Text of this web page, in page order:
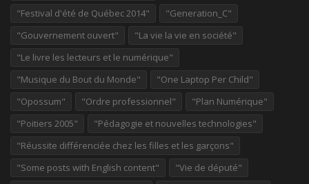
"Festival d'été de Québec 2014"
"Generation_C"
"Gouvernement ouvert"
"La vie la vie en société"
"Le livre les lecteurs et le numérique"
"Musique du Bout du Monde"
"One Laptop Per Child"
"Opossum"
"Ordre professionnel"
"Plan Numérique"
"Poitiers 2005"
"Pédagogie et nouvelles technologies"
"Réussite différenciée chez les filles et les garçons"
"Some posts with English content"
"Vie de député"